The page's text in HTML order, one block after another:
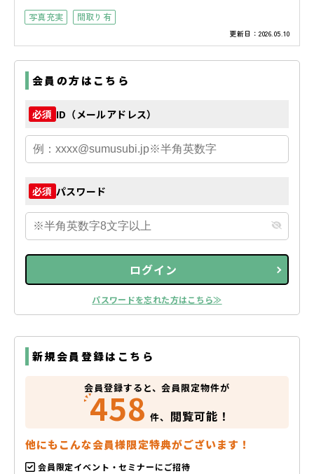
写真充実 間取り有
更新日： 2026.05.10
会員の方はこちら
必須 ID（メールアドレス）
必須 パスワード
ログイン
パスワードを忘れた方はこちら≫
新規会員登録はこちら
会員登録すると、会員限定物件が
458 件、 閲覧可能！
他にもこんな会員様限定特典がございます！
会員限定イベント・セミナーにご招待